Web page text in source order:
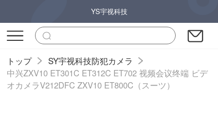
YS宇视科技
トップ
SY宇视科技防犯カメラ
中兴ZXV10 ET301C ET312C ET702 视频会议终端 ビデ
オカメラV212DFC ZXV10 ET800C（スーツ）